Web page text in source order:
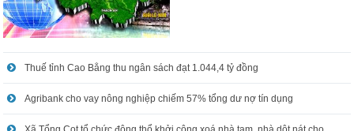
Thuế tỉnh Cao Bằng thu ngân sách đạt 1.044,4 tỷ đồng
Agribank cho vay nông nghiệp chiếm 57% tổng dư nợ tín dụng